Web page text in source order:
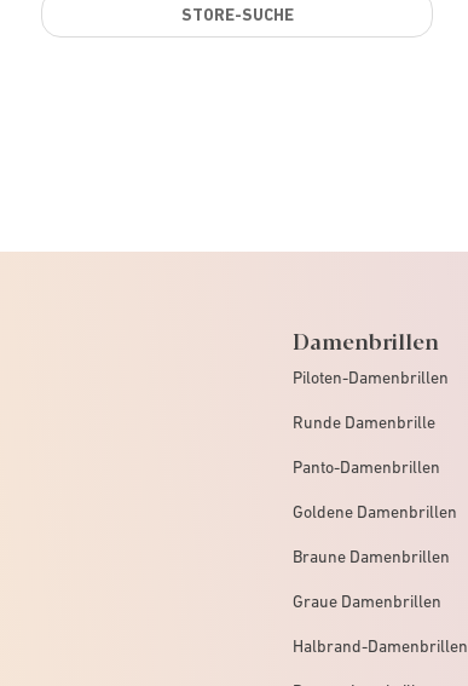
STORE-SUCHE
Damenbrillen
Piloten-Damenbrillen
Runde Damenbrille
Panto-Damenbrillen
Goldene Damenbrillen
Braune Damenbrillen
Graue Damenbrillen
Halbrand-Damenbrillen